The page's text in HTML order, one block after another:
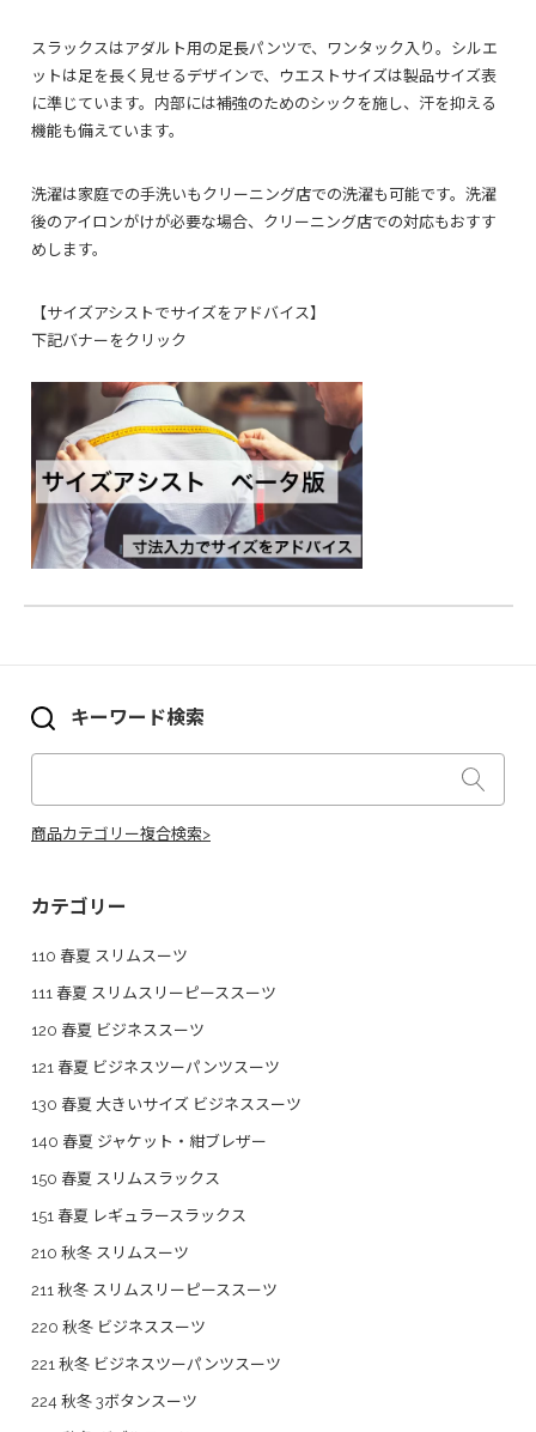
スラックスはアダルト用の足長パンツで、ワンタック入り。シルエ
ットは足を長く見せるデザインで、ウエストサイズは製品サイズ表
に準じています。内部には補強のためのシックを施し、汗を抑える
機能も備えています。
洗濯は家庭での手洗いもクリーニング店での洗濯も可能です。洗濯
後のアイロンがけが必要な場合、クリーニング店での対応もおすす
めします。
【サイズアシストでサイズをアドバイス】
下記バナーをクリック
キーワード検索
商品カテゴリー複合検索>
カテゴリー
110 春夏 スリムスーツ
111 春夏 スリムスリーピーススーツ
120 春夏 ビジネススーツ
121 春夏 ビジネスツーパンツスーツ
130 春夏 大きいサイズ ビジネススーツ
140 春夏 ジャケット・紺ブレザー
150 春夏 スリムスラックス
151 春夏 レギュラースラックス
210 秋冬 スリムスーツ
211 秋冬 スリムスリーピーススーツ
220 秋冬 ビジネススーツ
221 秋冬 ビジネスツーパンツスーツ
224 秋冬 3ボタンスーツ